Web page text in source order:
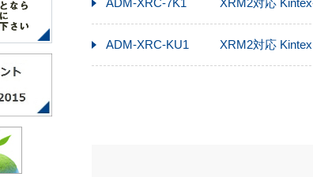
ADM-XRC-KU1 XRM2対応